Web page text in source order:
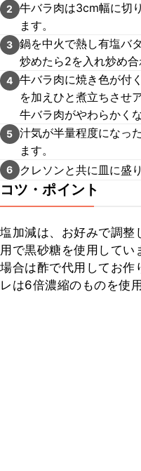
2
牛バラ肉は3cm幅に切
ます。
3 鍋を中火で熱し有塩バ
炒めたら2を入れ炒め合
4 牛バラ肉に焼き色が付
を加えひと煮立ちさせ
牛バラ肉がやわらかく
5 汁気が半量程度になっ
ます。
6 クレソンと共に皿に盛
コツ・ポイント
塩加減は、お好みで調整
用で黒砂糖を使用してい
場合は酢で代用してお作
レは6倍濃縮のものを使